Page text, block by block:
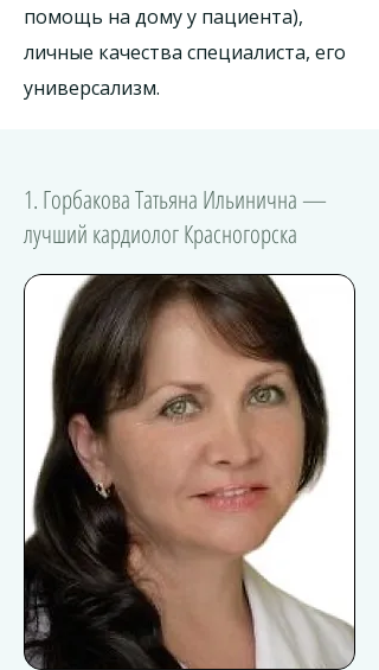
помощь на дому у пациента),
личные качества специалиста, его
универсализм.
1. Горбакова Татьяна Ильинична —
лучший кардиолог Красногорска